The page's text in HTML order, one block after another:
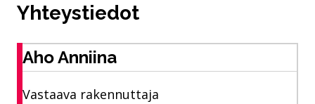
Yhteystiedot
Aho Anniina
Vastaava rakennuttaja